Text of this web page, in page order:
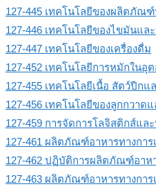
127-445 เทคโนโลยีของผลิตภัณ
127-446 เทคโนโลยีของไขมันแล
127-447 เทคโนโลยีของเครื่องดื่ม
127-452 เทคโนโลยีการหมักในอุ
127-455 เทคโนโลยีเนื้อ สัตว์ปีก
127-456 เทคโนโลยีของลูกกวาด
127-459 การจัดการโลจิสติกส์แล
127-461 ผลิตภัณฑ์อาหารทางการ
127-462 ปฏิบัติการผลิตภัณฑ์อาห
127-463 ผลิตภัณฑ์อาหารทางการ